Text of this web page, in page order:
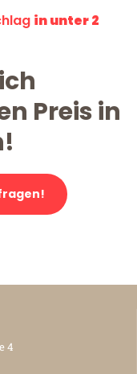
in unter 2
Preis in
4